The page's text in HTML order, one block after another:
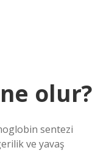
olur?
sentezi
ve yavaş